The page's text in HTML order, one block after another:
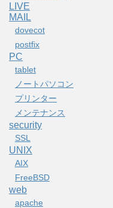
LIVE
MAIL
dovecot
postfix
PC
tablet
ノートパソコン
プリンター
メンテナンス
security
SSL
UNIX
AIX
FreeBSD
web
apache